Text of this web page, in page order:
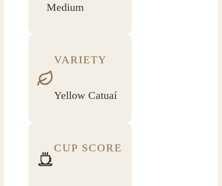
Medium
VARIETY
Yellow Catuaí
CUP SCORE